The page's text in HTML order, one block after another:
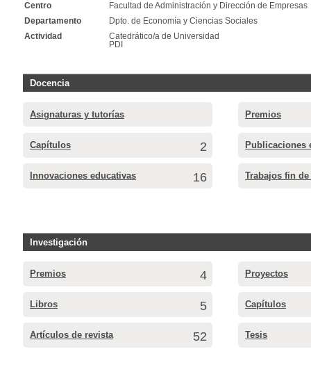
Centro
Facultad de Administración y Dirección de Empresas
Departamento
Dpto. de Economía y Ciencias Sociales
Actividad
Catedrático/a de Universidad
PDI
Docencia
Asignaturas y tutorías Premios
Capítulos 2 Publicaciones
Innovaciones educativas 16 Trabajos fin
Investigación
Premios 4 Proyectos
Libros 5 Capítulos
Artículos de revista 52 Tesis